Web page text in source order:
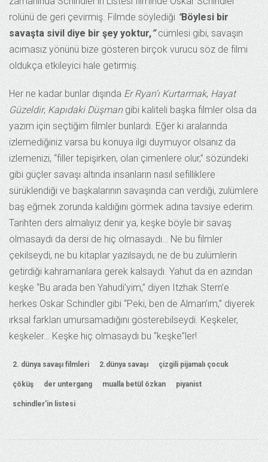
rolünü de geri çevirmiş. Filmde söylediği “Böylesi bir
savaşta sivil diye bir şey yoktur,”cümlesi gibi, savaşın
acımasız yönünü bize gösteren birçok vurucu söz de filmi
oldukça etkileyici hale getirmiş.
Her ne kadar bunlar dışında Er Ryan’ı Kurtarmak,Hayat
Güzeldir, Kapıdaki Düşmangibi kaliteli başka filmler olsa da
yazım için seçtiğim filmler bunlardı. Eğer ki aralarında
izlemediğiniz varsa bu konuya ilgi duymuyor olsanız da
izlemenizi, “filler tepişirken, olan çimenlere olur,” sözündeki
gibi güçler savaşı altında insanların nasıl sefilliklere
sürüklendiği ve başkalarının savaşında can verdiği, zulümlere
baş eğmek zorunda kaldığını görmek adına tavsiye ederim.
Tarihten ders almalıyız denir ya, keşke böyle bir savaş
olmasaydı da dersi de hiç olmasaydı… Ne bu filmler
çekilseydi, ne bu kitaplar yazılsaydı, ne de bu zulümlerin
getirdiği kahramanlara gerek kalsaydı. Yahut da en azından
keşke “Bu arada ben Yahudi’yim,” diyen Itzhak Stern’e
herkes Oskar Schindler gibi “Peki, ben de Alman’ım,” diyerek
ırksal farkları umursamadığını gösterebilseydi. Keşkeler,
keşkeler… Keşke hiç olmasaydı bu “keşke”ler!
2. dünya savaşı filmleri 2.dünya savaşı çizgili pijamalı çocuk
çöküş der untergang mualla betül özkan piyanist
schindler'in listesi